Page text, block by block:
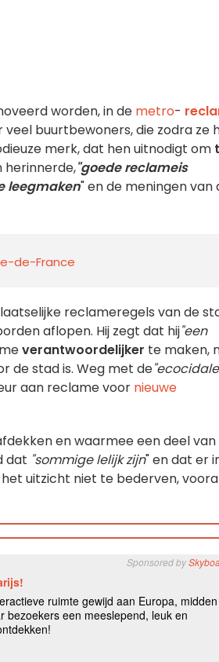
worden, in de metro-
buurtbewoners, die zodra ze
merk, dat hen uitnodigt om
"goede reclameis
leegmaken" en de meningen van
de-France
reclameregels van de
aflopen. Hij zegt dat hij"een
verantwoordelijker te maken,
de stad is. Weg met de
aan reclame voor nieuwe
en waarmee een deel van
dat "sommige lelijk zijn" en dat er
uitzicht niet te bederven,